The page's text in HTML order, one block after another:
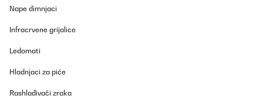
Nape dimnjaci
Infracrvene grijalice
Ledomati
Hladnjaci za piće
Rashlađivači zraka